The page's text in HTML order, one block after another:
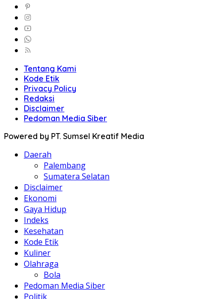
Tentang Kami
Kode Etik
Privacy Policy
Redaksi
Disclaimer
Pedoman Media Siber
Powered by PT. Sumsel Kreatif Media
Daerah
Palembang
Sumatera Selatan
Disclaimer
Ekonomi
Gaya Hidup
Indeks
Kesehatan
Kode Etik
Kuliner
Olahraga
Bola
Pedoman Media Siber
Politik